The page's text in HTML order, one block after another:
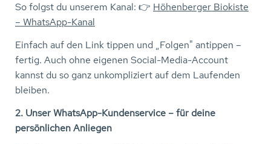
So folgst du unserem Kanal: 👉 Höhenberger Biokiste
– WhatsApp-Kanal
Einfach auf den Link tippen und „Folgen" antippen –
fertig. Auch ohne eigenen Social-Media-Account
kannst du so ganz unkompliziert auf dem Laufenden
bleiben.
2. Unser WhatsApp-Kundenservice – für deine
persönlichen Anliegen